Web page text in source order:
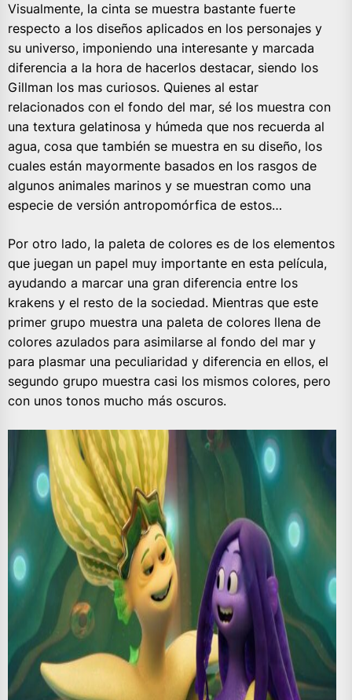
Visualmente, la cinta se muestra bastante fuerte
respecto a los diseños aplicados en los personajes y
su universo, imponiendo una interesante y marcada
diferencia a la hora de hacerlos destacar, siendo los
Gillman los mas curiosos. Quienes al estar
relacionados con el fondo del mar, sé los muestra con
una textura gelatinosa y húmeda que nos recuerda al
agua, cosa que también se muestra en su diseño, los
cuales están mayormente basados en los rasgos de
algunos animales marinos y se muestran como una
especie de versión antropomórfica de estos…
Por otro lado, la paleta de colores es de los elementos
que juegan un papel muy importante en esta película,
ayudando a marcar una gran diferencia entre los
krakens y el resto de la sociedad. Mientras que este
primer grupo muestra una paleta de colores llena de
colores azulados para asimilarse al fondo del mar y
para plasmar una peculiaridad y diferencia en ellos, el
segundo grupo muestra casi los mismos colores, pero
con unos tonos mucho más oscuros.